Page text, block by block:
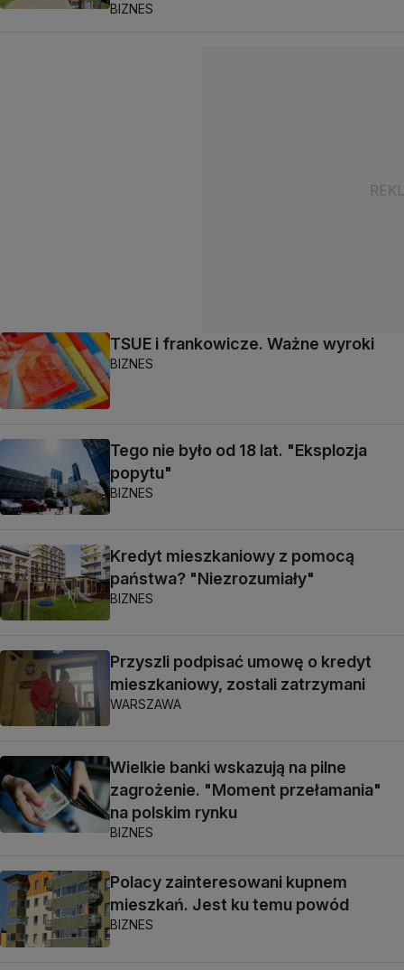
BIZNES
TSUE i frankowicze. Ważne wyroki
BIZNES
Tego nie było od 18 lat. "Eksplozja
popytu"
BIZNES
Kredyt mieszkaniowy z pomocą
państwa? "Niezrozumiały"
BIZNES
Przyszli podpisać umowę o kredyt
mieszkaniowy, zostali zatrzymani
WARSZAWA
Wielkie banki wskazują na pilne
zagrożenie. "Moment przełamania"
na polskim rynku
BIZNES
Polacy zainteresowani kupnem
mieszkań. Jest ku temu powód
BIZNES